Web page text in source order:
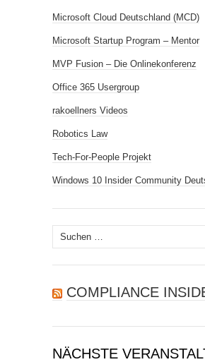
Microsoft Cloud Deutschland (MCD)
Microsoft Startup Program – Mentor
MVP Fusion – Die Onlinekonferenz
Office 365 Usergroup
rakoellners Videos
Robotics Law
Tech-For-People Projekt
Windows 10 Insider Community
Suchen
nach:
COMPLIANCE
NÄCHSTE